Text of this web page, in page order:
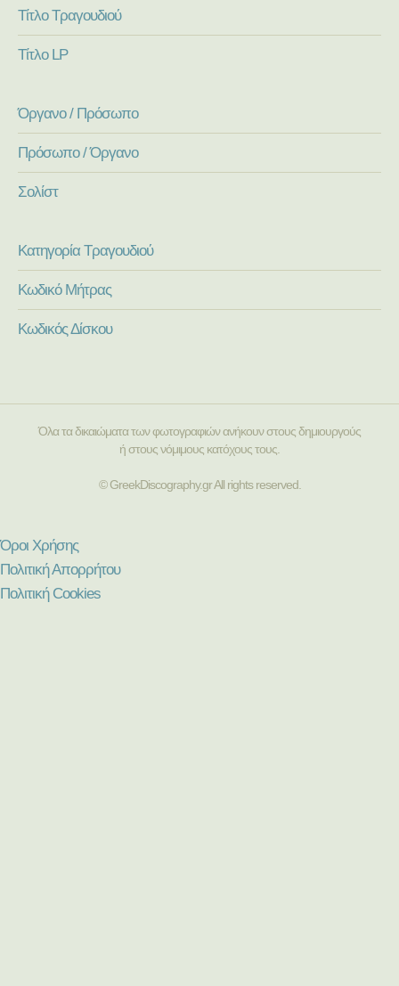
Τίτλο Τραγουδιού
Τίτλο LP
Όργανο / Πρόσωπο
Πρόσωπο / Όργανο
Σολίστ
Κατηγορία Τραγουδιού
Κωδικό Μήτρας
Κωδικός Δίσκου
Όλα τα δικαιώματα των φωτογραφιών ανήκουν στους δημιουργούς
ή στους νόμιμους κατόχους τους.
© GreekDiscography.gr All rights reserved.
Όροι Χρήσης
Πολιτική Απορρήτου
Πολιτική Cookies